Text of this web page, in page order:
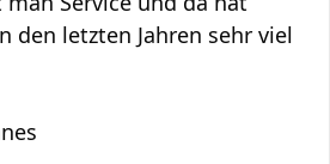
den letzten Jahren sehr viel